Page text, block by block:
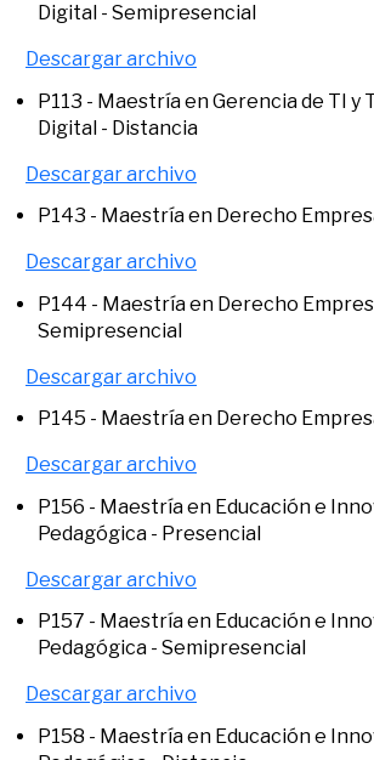
Digital - Semipresencial
Descargar archivo
P113 - Maestría en Gerencia de TI y
Digital - Distancia
Descargar archivo
P143 - Maestría en Derecho
Descargar archivo
P144 - Maestría en Derecho
Semipresencial
Descargar archivo
P145 - Maestría en Derecho
Descargar archivo
P156 - Maestría en Educación e
Pedagógica - Presencial
Descargar archivo
P157 - Maestría en Educación e
Pedagógica - Semipresencial
Descargar archivo
P158 - Maestría en Educación e